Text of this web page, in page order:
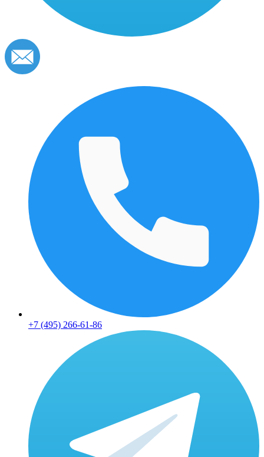
+7 (495) 266-61-86